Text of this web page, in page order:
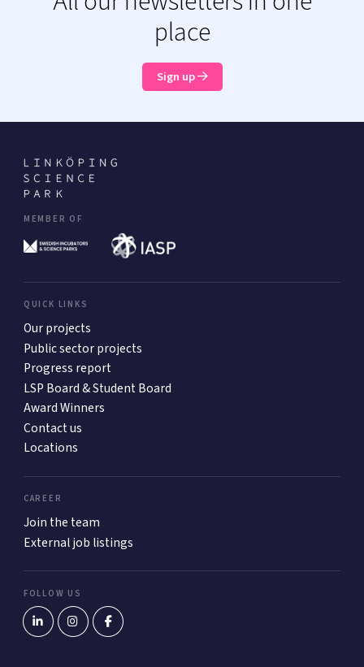
place
Sign up
MEMBER OF
QUICK LINKS
Our projects
Public sector projects
Progress report
LSP Board & Student Board
Award Winners
Contact us
Locations
CAREER
Join the team
External job listings
FOLLOW US